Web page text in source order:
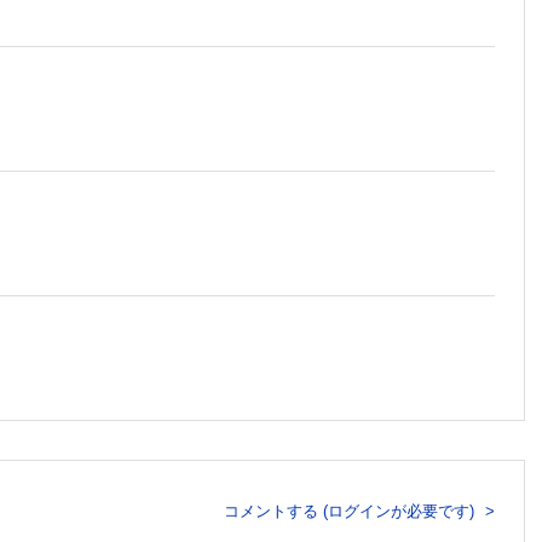
コメントする (ログインが必要です)